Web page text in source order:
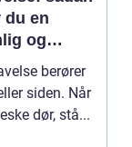
du en
og
afsked
berører
siden. Når
dør, stå...